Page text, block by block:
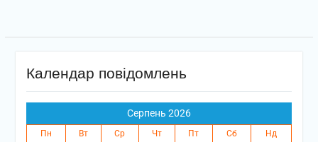
Календар повідомлень
Серпень 2026
Пн Вт Ср Чт Пт Сб
Нд